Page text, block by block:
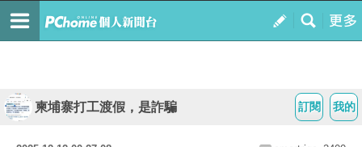
我的
訂閱
柬埔寨打工渡假，是詐騙